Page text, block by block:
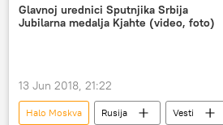
Glavnoj urednici Sputnjika Srbija
Jubilarna medalja Kjahte (video, foto)
13 Jun 2018, 21:22
Halo Moskva Rusija Vesti